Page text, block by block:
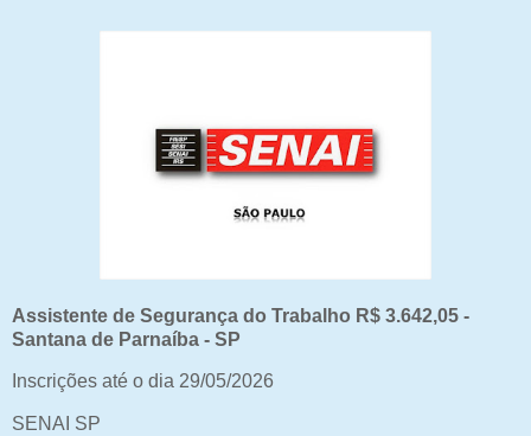
Assistente de Segurança do Trabalho R$ 3.642,05 -
Santana de Parnaíba - SP
Inscrições até o dia 29/05/2026
SENAI SP